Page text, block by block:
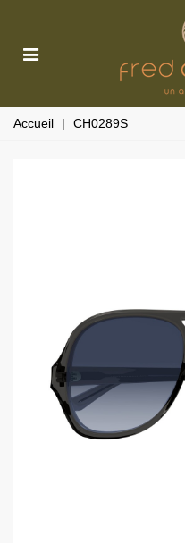
Accueil | CH0289S